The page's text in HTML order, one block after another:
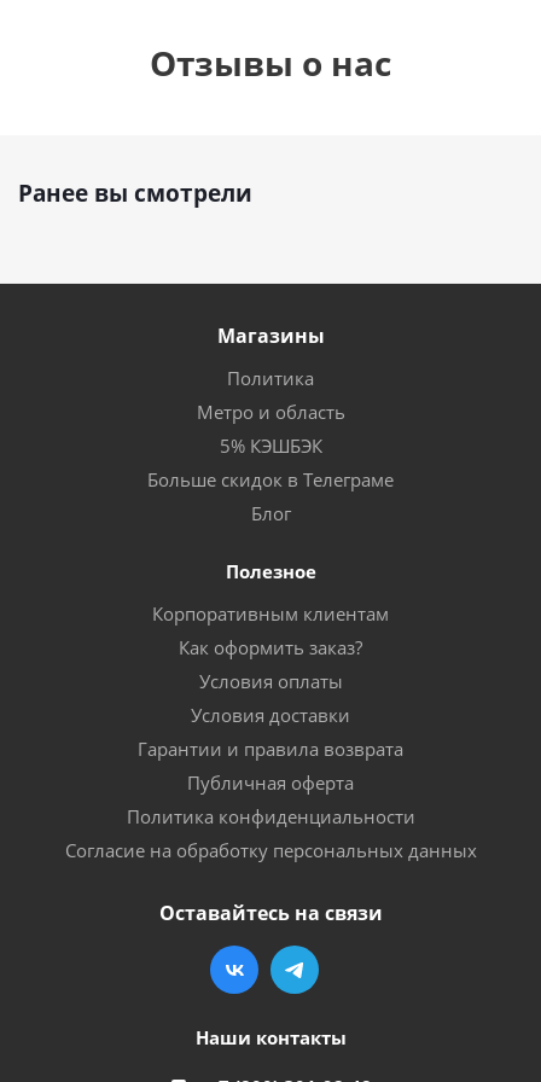
Отзывы о нас
Ранее вы смотрели
Магазины
Политика
Метро и область
5% КЭШБЭК
Больше скидок в Телеграме
Блог
Полезное
Корпоративным клиентам
Как оформить заказ?
Условия оплаты
Условия доставки
Гарантии и правила возврата
Публичная оферта
Политика конфиденциальности
Согласие на обработку персональных данных
Оставайтесь на связи
Наши контакты